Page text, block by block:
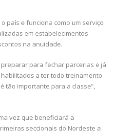
país e funciona como um serviço
em estabelecimentos
na anuidade.
para fechar parcerias e já
a ter todo treinamento
tão importante para a classe”,
vez que beneficiará a
seccionais do Nordeste a